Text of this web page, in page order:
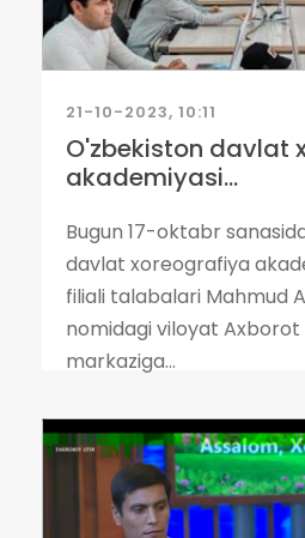
21-10-2023, 10:11
O'zbekiston davlat
akademiyasi...
Bugun 17-oktabr
davlat xoreografiya
filiali talabalari Mahmud
nomidagi viloyat Axborot
markaziga...